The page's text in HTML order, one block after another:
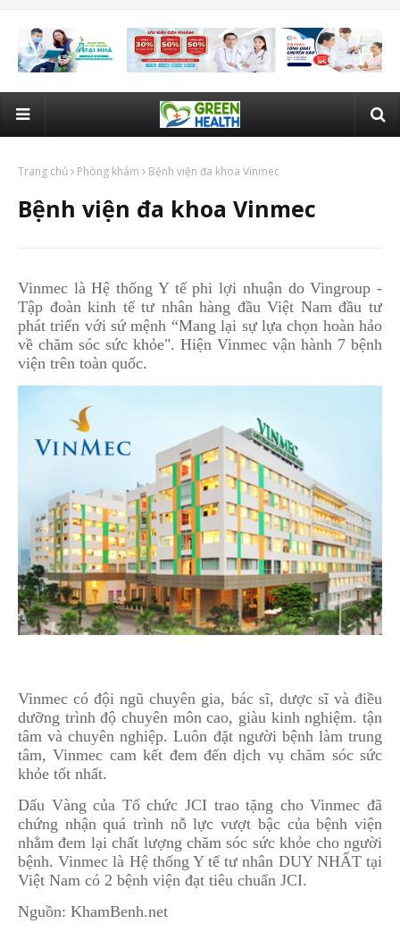
Trang chủ Phòng khám Bệnh viện đa khoa Vinmec
Bệnh viện đa khoa Vinmec
Vinmec là Hệ thống Y tế phi lợi nhuận do Vingroup -
Tập đoàn kinh tế tư nhân hàng đầu Việt Nam đầu tư
phát triển với sứ mệnh “Mang lại sự lựa chọn hoàn hảo
về chăm sóc sức khỏe". Hiện Vinmec vận hành 7 bệnh
viện trên toàn quốc.
Vinmec có đội ngũ chuyên gia, bác sĩ, dược sĩ và điều
dưỡng trình độ chuyên môn cao, giàu kinh nghiệm. tận
tâm và chuyên nghiệp. Luôn đặt người bệnh làm trung
tâm, Vinmec cam kết đem đến dịch vụ chăm sóc sức
khỏe tốt nhất.
Dấu Vàng của Tổ chức JCI trao tặng cho Vinmec đã
chứng nhận quá trình nỗ lực vượt bậc của bệnh viện
nhằm đem lại chất lượng chăm sóc sức khỏe cho người
bệnh. Vinmec là Hệ thống Y tế tư nhân DUY NHẤT tại
Việt Nam có 2 bệnh viện đạt tiêu chuẩn JCI.
Nguồn: KhamBenh.net